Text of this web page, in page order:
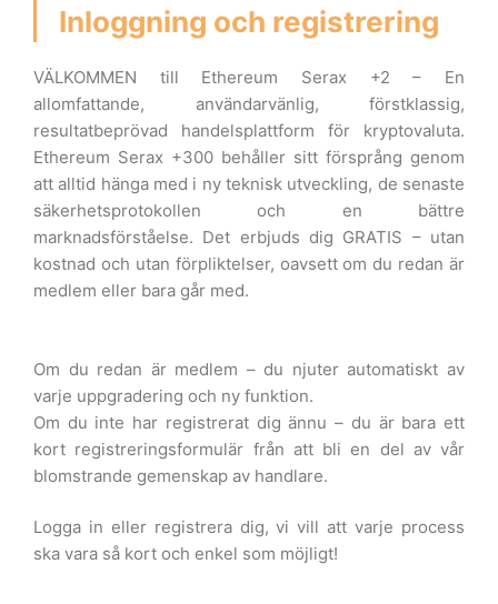
Inloggning och registrering
VÄLKOMMEN till Ethereum Serax +2 – En
allomfattande, användarvänlig, förstklassig,
resultatbeprövad handelsplattform för kryptovaluta.
Ethereum Serax +300 behåller sitt försprång genom
att alltid hänga med i ny teknisk utveckling, de senaste
säkerhetsprotokollen och en bättre
marknadsförståelse. Det erbjuds dig GRATIS – utan
kostnad och utan förpliktelser, oavsett om du redan är
medlem eller bara går med.
Om du redan är medlem – du njuter automatiskt av
varje uppgradering och ny funktion.
Om du inte har registrerat dig ännu – du är bara ett
kort registreringsformulär från att bli en del av vår
blomstrande gemenskap av handlare.
Logga in eller registrera dig, vi vill att varje process
ska vara så kort och enkel som möjligt!